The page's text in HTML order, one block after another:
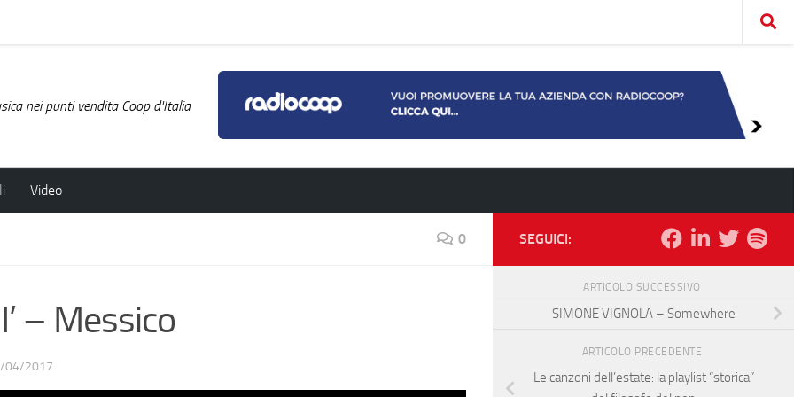
nei punti vendita Coop d'Italia
Video
0
– Messico
04/2017
SEGUICI:
ARTICOLO SUCCESSIVO
SIMONE VIGNOLA – Somewhere
ARTICOLO PRECEDENTE
Le canzoni dell’estate: la playlist “storica”